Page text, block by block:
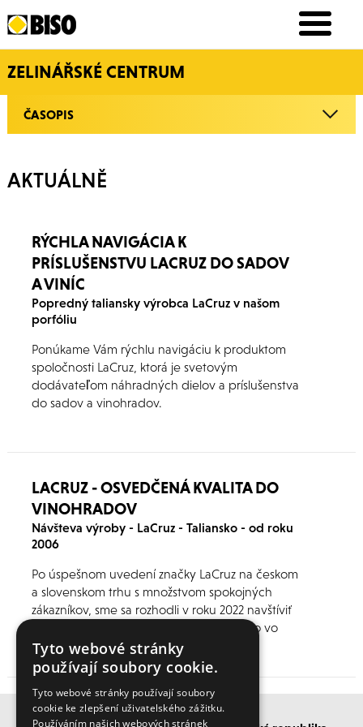
ZELINÁŘSKÉ CENTRUM
ČASOPIS
AKTUÁLNĚ
RÝCHLA NAVIGÁCIA K
PRÍSLUŠENSTVU LACRUZ DO SADOV
A VINÍC
Popredný taliansky výrobca LaCruz v našom
porfóliu
Ponúkame Vám rýchlu navigáciu k produktom
spoločnosti LaCruz, ktorá je svetovým
dodávateľom náhradných dielov a príslušenstva
do sadov a vinohradov.
LACRUZ - OSVEDČENÁ KVALITA DO
VINOHRADOV
Návšteva výroby - LaCruz - Taliansko - od roku
2006
Po úspešnom uvedení značky LaCruz na českom
a slovenskom trhu s množstvom spokojných
zákazníkov, sme sa rozhodli v roku 2022 navštíviť
nášho partnera spoločnosť LaCruz priamo vo
výrobnej hale. LaCruz sa špecializuje na výrobu
príslušenstva a náhradných dielov pre nástroje a
kombajny do vinohradov.
Tyto webové stránky
používají soubory cookie.
Tyto webové stránky používají soubory
cookie ke zlepšení uživatelského zážitku.
Používáním našich webových stránek